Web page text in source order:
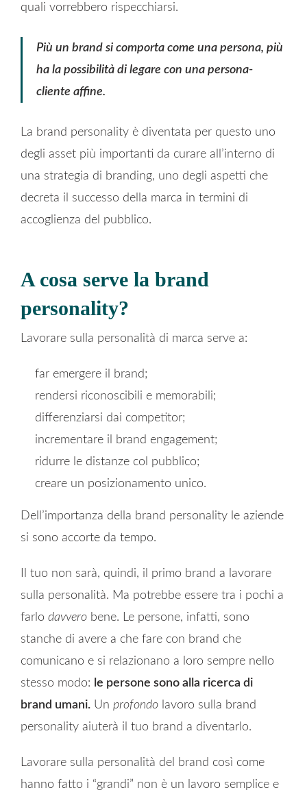
quali vorrebbero rispecchiarsi.
Più un brand si comporta come una persona, più
ha la possibilità di legare con una persona-
cliente affine.
La brand personality è diventata per questo uno
degli asset più importanti da curare all’interno di
una strategia di branding, uno degli aspetti che
decreta il successo della marca in termini di
accoglienza del pubblico.
A cosa serve la brand
personality?
Lavorare sulla personalità di marca serve a:
far emergere il brand;
rendersi riconoscibili e memorabili;
differenziarsi dai competitor;
incrementare il brand engagement;
ridurre le distanze col pubblico;
creare un posizionamento unico.
Dell’importanza della brand personality le aziende
si sono accorte da tempo.
Il tuo non sarà, quindi, il primo brand a lavorare
sulla personalità. Ma potrebbe essere tra i pochi a
farlo davvero bene. Le persone, infatti, sono
stanche di avere a che fare con brand che
comunicano e si relazionano a loro sempre nello
stesso modo: le persone sono alla ricerca di
brand umani. Un profondo lavoro sulla brand
personality aiuterà il tuo brand a diventarlo.
Lavorare sulla personalità del brand così come
hanno fatto i “grandi” non è un lavoro semplice e